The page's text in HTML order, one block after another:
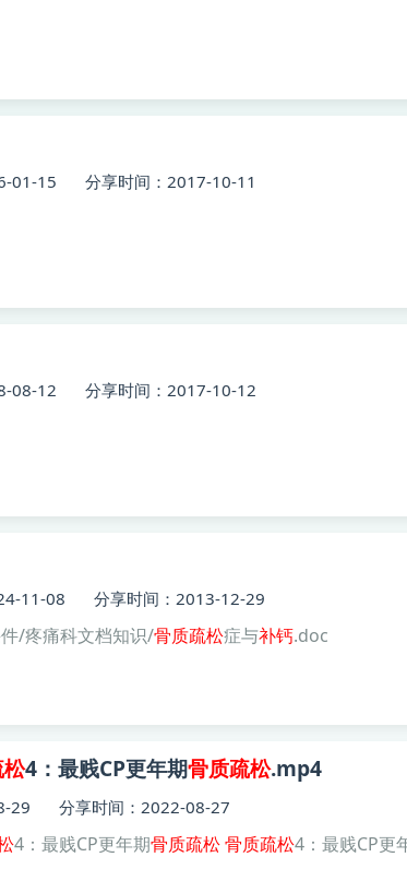
01-15 分享时间：2017-10-11
08-12 分享时间：2017-10-12
11-08 分享时间：2013-12-29
/疼痛科文档知识/骨质疏松症与补钙.doc
4：最贱CP更年期骨质疏松.mp4
29 分享时间：2022-08-27
4：最贱CP更年期骨质疏松骨质疏松4：最贱CP更